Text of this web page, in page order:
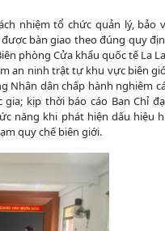
nhiệm tổ chức quản lý, bảo
bàn giao theo đúng quy
phòng Cửa khẩu quốc tế La
an ninh trật tự khu vực biên
Nhân dân chấp hành nghiêm
kịp thời báo cáo Ban Chỉ
năng khi phát hiện dấu hiệu
quy chế biên giới.